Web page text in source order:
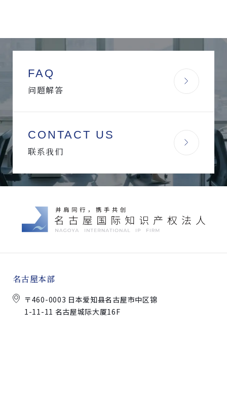
FAQ
问题解答
CONTACT US
联系我们
名古屋本部
〒460-0003 日本爱知县名古屋市中区锦
1-11-11 名古屋城际大厦16F